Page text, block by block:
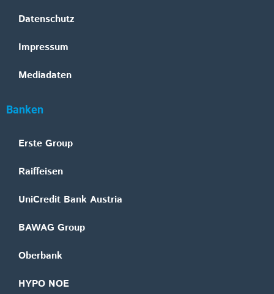
Datenschutz
Impressum
Mediadaten
Banken
Erste Group
Raiffeisen
UniCredit Bank Austria
BAWAG Group
Oberbank
HYPO NOE